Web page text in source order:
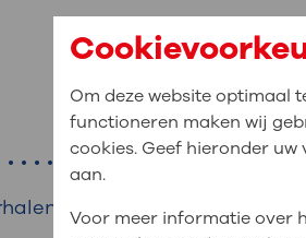
Om deze website optimaal
functioneren maken wij
cookies. Geef hieronder uw
aan.
Voor meer informatie over